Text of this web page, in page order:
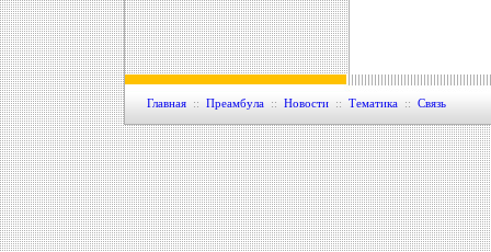
Главная:: Преамбула:: Новости:: Тематика:: Связь